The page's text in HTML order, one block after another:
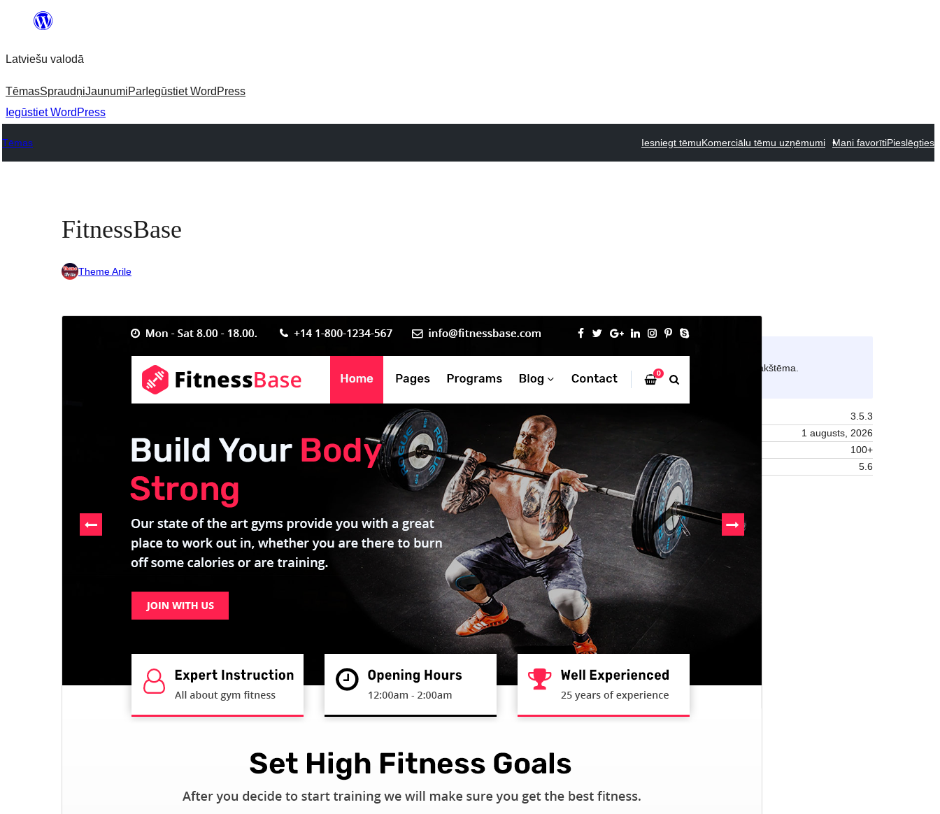
Pāriet
saturu
Latviešu valodā
TēmasSpraudņiJaunumiPar Iegūstiet WordPress
Iegūstiet WordPress
Tēmas Iesniegt tēmuKomerciālu tēmu uzņēmumi Mani favorītiPieslēgties
FitnessBase
Theme Arile
PārskatiLejupielādēt
apakštēma.
3.5.3
1 augusts, 2026
100+
PHP versija
5.6
Tēmas sākumlapa